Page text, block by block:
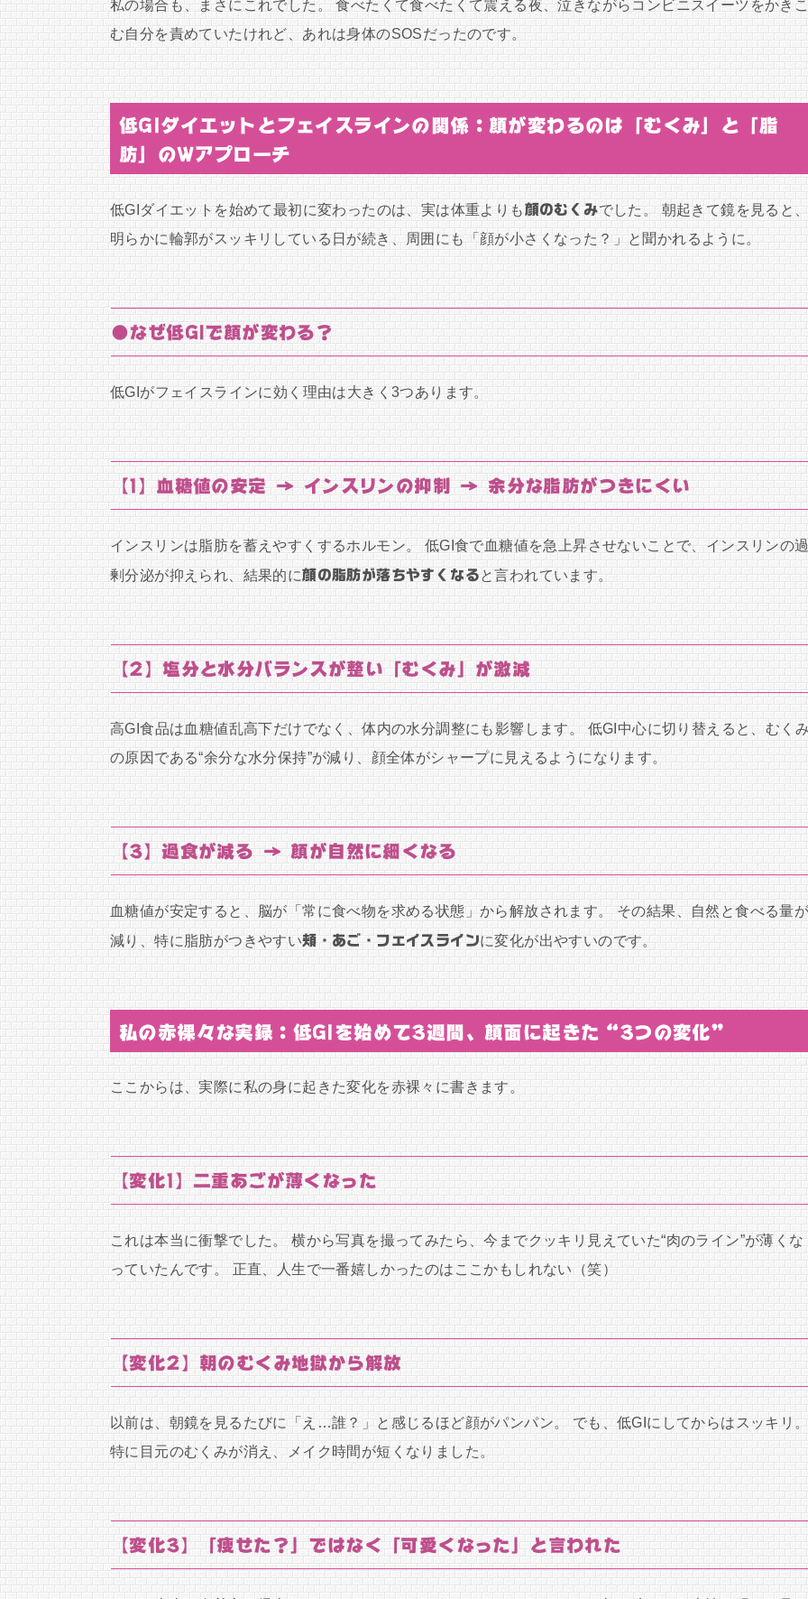
私の場合も、まさにこれでした。 食べたくて食べたくて震える夜、泣きながらコンビニスイーツをかき
む自分を責めていたけれど、あれは身体のSOSだったのです。
低GIダイエットとフェイスラインの関係：顔が変わるのは「むくみ」と「脂
肪」のWアプローチ
低GIダイエットを始めて最初に変わったのは、実は体重よりも顔のむくみでした。 朝起きて鏡を見ると
明らかに輪郭がスッキリしている日が続き、周囲にも「顔が小さくなった？」と聞かれるように。
●なぜ低GIで顔が変わる？
低GIがフェイスラインに効く理由は大きく3つあります。
【1】血糖値の安定 → インスリンの抑制 → 余分な脂肪がつきにくい
インスリンは脂肪を蓄えやすくするホルモン。 低GI食で血糖値を急上昇させないことで、インスリンの
剰分泌が抑えられ、結果的に顔の脂肪が落ちやすくなると言われています。
【2】塩分と水分バランスが整い「むくみ」が激減
高GI食品は血糖値乱高下だけでなく、体内の水分調整にも影響します。 低GI中心に切り替えると、むく
の原因である“余分な水分保持”が減り、顔全体がシャープに見えるようになります。
【3】過食が減る → 顔が自然に細くなる
血糖値が安定すると、脳が「常に食べ物を求める状態」から解放されます。 その結果、自然と食べる量
減り、特に脂肪がつきやすい頬・あご・フェイスラインに変化が出やすいのです。
私の赤裸々な実録：低GIを始めて3週間、顔面に起きた“3つの変化”
ここからは、実際に私の身に起きた変化を赤裸々に書きます。
【変化1】二重あごが薄くなった
これは本当に衝撃でした。 横から写真を撮ってみたら、今までクッキリ見えていた“肉のライン”が薄くな
っていたんです。 正直、人生で一番嬉しかったのはここかもしれない（笑）
【変化2】朝のむくみ地獄から解放
以前は、朝鏡を見るたびに「え…誰？」と感じるほど顔がパンパン。 でも、低GIにしてからはスッキリ
特に目元のむくみが消え、メイク時間が短くなりました。
【変化3】「痩せた？」ではなく「可愛くなった」と言われた